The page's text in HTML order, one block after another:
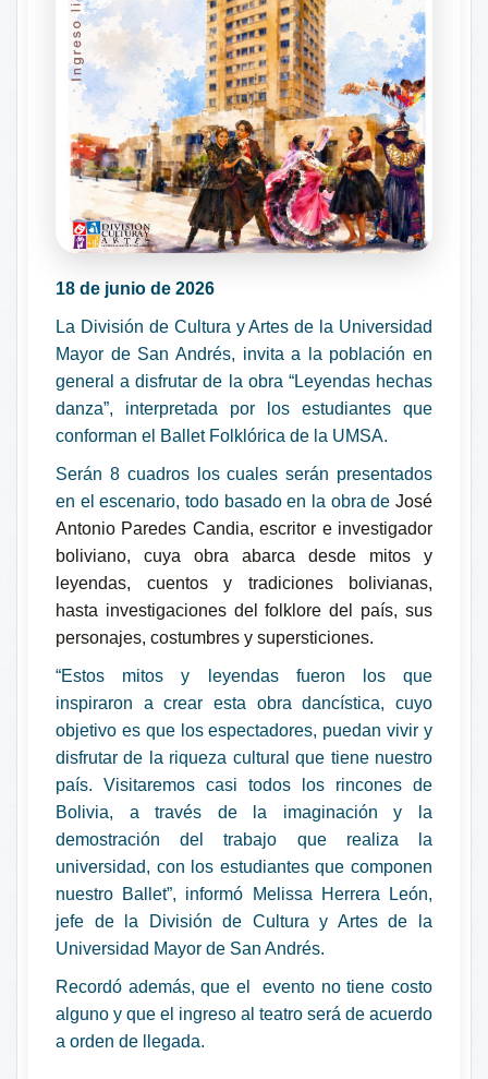
18 de junio de 2026
La División de Cultura y Artes de la Universidad
Mayor de San Andrés, invita a la población en
general a disfrutar de la obra “Leyendas hechas
danza”, interpretada por los estudiantes que
conforman el Ballet Folklórica de la UMSA.
Serán 8 cuadros los cuales serán presentados
en el escenario, todo basado en la obra de José
Antonio Paredes Candia, escritor e investigador
boliviano, cuya obra abarca desde mitos y
leyendas, cuentos y tradiciones bolivianas,
hasta investigaciones del folklore del país, sus
personajes, costumbres y supersticiones.
“Estos mitos y leyendas fueron los que
inspiraron a crear esta obra dancística, cuyo
objetivo es que los espectadores, puedan vivir y
disfrutar de la riqueza cultural que tiene nuestro
país. Visitaremos casi todos los rincones de
Bolivia, a través de la imaginación y la
demostración del trabajo que realiza la
universidad, con los estudiantes que componen
nuestro Ballet”, informó Melissa Herrera León,
jefe de la División de Cultura y Artes de la
Universidad Mayor de San Andrés.
Recordó además, que el evento no tiene costo
alguno y que el ingreso al teatro será de acuerdo
a orden de llegada.